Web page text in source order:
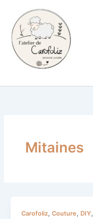
contenu
Mitaines
Carofoliz,Couture, DIY,
Mes